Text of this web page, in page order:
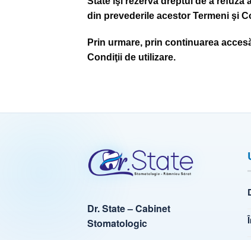
din prevederile acestor Termeni şi
Prin urmare, prin continuarea
Condiţii de utilizare.
Dr. State – Cabinet
Stomatologic